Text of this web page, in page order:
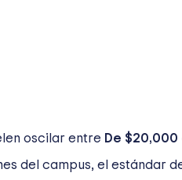
oscilar entre De
del campus, el estándar